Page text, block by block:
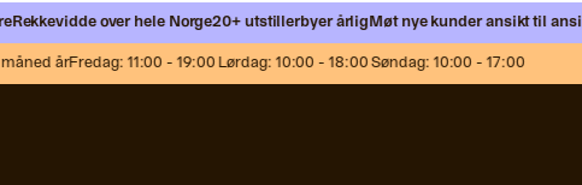
over hele Norge20+ utstillerbyer årligMøt nye kunder ansikt til ansikt
årFredag: 11:00 - 19:00 Lørdag: 10:00 - 18:00 Søndag: 10:00 - 17:00